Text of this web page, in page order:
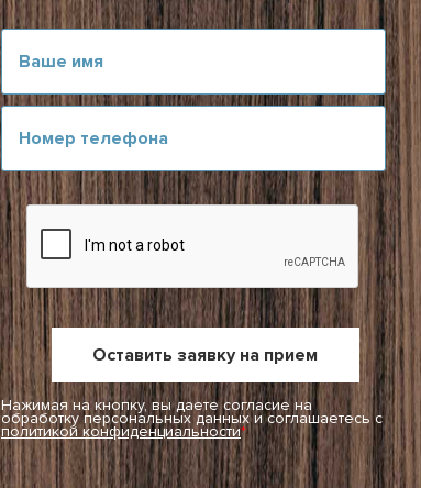
Нажимая на кнопку, вы даете согласие на
обработку персональных данных и соглашаетесь c
политикой конфиденциальности*